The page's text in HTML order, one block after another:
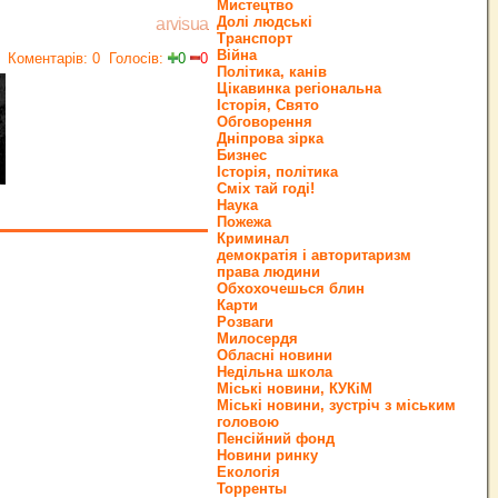
arvisua
Коментарів: 0 Голосів: 0 0
Мистецтво
Долі людські
Транспорт
Війна
Політика, канів
Цікавинка регіональна
Історія, Свято
Обговорення
Дніпрова зірка
Бизнес
Історія, політика
Сміх тай годі!
Наука
Пожежа
Криминал
демократія і авторитаризм
права людини
Обхохочешься блин
Карти
Розваги
Милосердя
Обласні новини
Недільна школа
Міські новини, КУКіМ
Міські новини, зустріч з міським
головою
Пенсійний фонд
Новини ринку
Екологія
Торренты